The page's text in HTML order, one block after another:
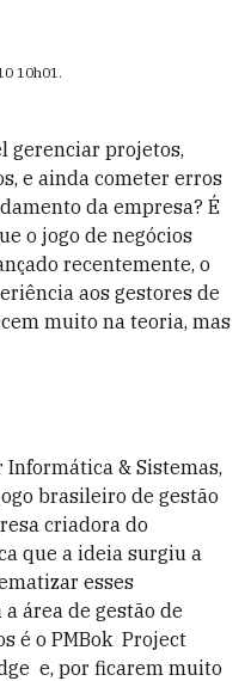
10h01.
gerenciar projetos,
e ainda cometer erros
da empresa? É
o jogo de negócios
recentemente, o
aos gestores de
muito na teoria, mas
& Sistemas,
brasileiro de gestão
criadora do
que a ideia surgiu a
esses
área de gestão de
o PMBok  Project
 e, por ficarem muito